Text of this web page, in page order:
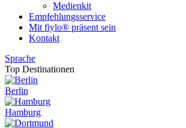
Medienkit
Empfehlungsservice
Mit fiylo® präsent sein
Kontakt
Sprache
Top Destinationen
Berlin
Hamburg